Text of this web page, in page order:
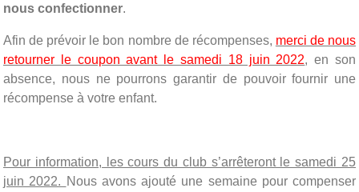
nous confectionner.
Afin de prévoir le bon nombre de récompenses, merci de nous
retourner le coupon avant le samedi 18 juin 2022, en son
absence, nous ne pourrons garantir de pouvoir fournir une
récompense à votre enfant.
Pour information, les cours du club s’arrêteront le samedi 25
juin 2022. Nous avons ajouté une semaine pour compenser